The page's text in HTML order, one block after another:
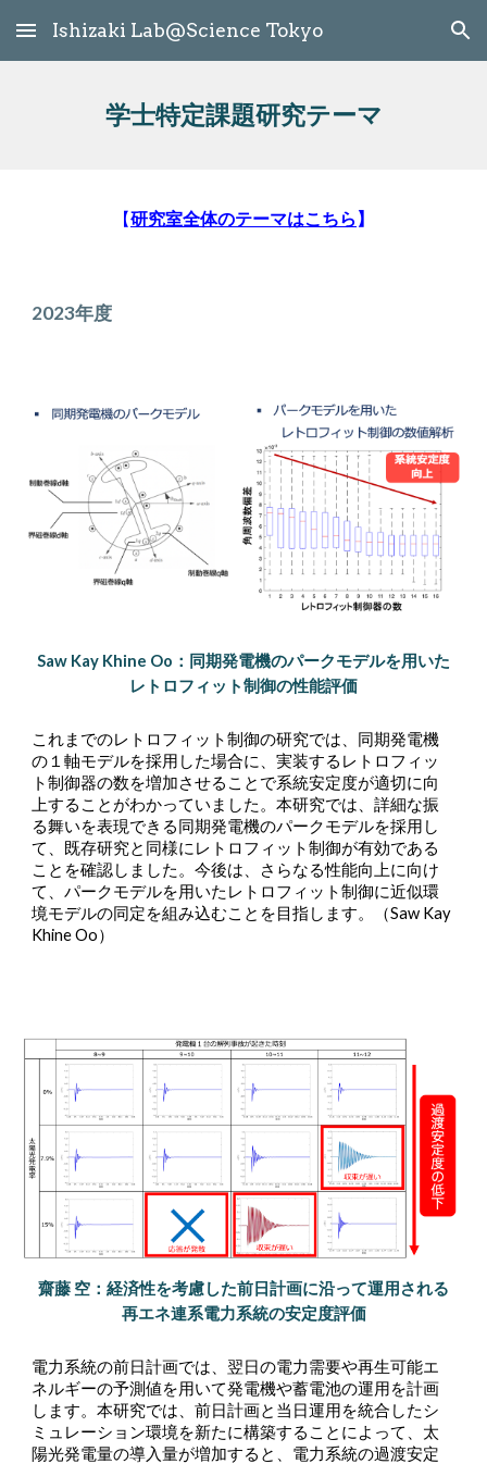
Skip to main content Skip to navigation
Ishizaki Lab@Science Tokyo
学士特定課題研究テーマ
【研究室全体のテーマはこちら 】
2023年度
Saw Kay Khine Oo：同期発電機のパークモデルを用いた
レトロフィット制御の性能評価
これまでのレトロフィット制御の研究では、 同期発電機
の１軸モデルを採用した場合に、実装する レトロフィッ
ト制御器の数を増加させることで系統安定度が適切に向
上することがわかっていました。本研究では、詳細な振
る舞いを表現できる同期発電機のパークモデルを採用し
て、既存研究と同様に レトロフィット制御が有効である
ことを確認しました。今後は、さらなる性能向上に向け
て、パークモデルを用いたレトロフィット制御に近似環
境モデルの同定を組み込むことを目指します。（Saw Kay
Khine Oo）
齋藤 空 ： 経済性を考慮した前日計画に沿って運用される
再エネ連系電力系統の安定度評価
電力系統の前日計画では、翌日の電力需要や再生可能エ
ネルギーの予測値を用いて発電機や蓄電池の運用を計画
します。本研究では、前日計画と当日運用を統合したシ
ミュレーション環境を新たに構築することによって、太
陽光発電量の導入量が増加すると、電力系統の過渡安定